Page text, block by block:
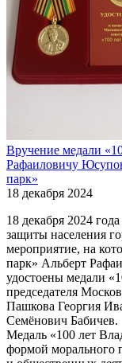
Вручение медали
Рафаиловичу
парк»
18 декабря 2024
18 декабря 2024
защиты населения
мероприятие, на
парк» Альберт
удостоены медали
председателя
Пашкова Георгия
Семёнович Бабичев.
Медаль «100 лет
формой морального